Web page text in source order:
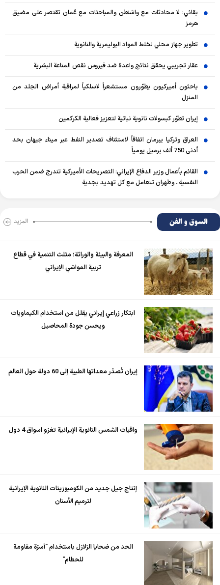
بقائي: لا محادثات مع واشنطن والمباحثات مع عُمان تقتصر على مضيق
هرمز
تطوير جهاز محلي لخلط المواد البوليمرية والنانوية
عقار تجريبي يحقق نتائج واعدة ضد فيروس نقص المناعة البشرية
باحثون أميركيون يطوّرون مستشعراً لاسلكياً لمراقبة أمراض الجلد من
المنزل
إيران تطوّر كبسولات نانوية نباتية لتعزيز فعالية الكركمين
العراق وتركيا يبرمان اتفاقاً لاستئناف تصدير النفط عبر ميناء جيهان بحد
أدنى 750 ألف برميل يومياً
القائم بأعمال وزير الدفاع الإيراني: التصريحات الأميركية تندرج ضمن الحرب
النفسية.. وطهران تتعامل مع كل تهديد بجدية
السوق و الفن المزید
المعرفة والبيئة والوراثة؛ مثلث التنمية في قطاع
تربية المواشي الإيراني
ابتكار زراعي إيراني يقلل من استخدام الكيماويات
ويحسن جودة المحاصيل
إيران تُصدّر معداتها الطبية إلى 60 دولة حول العالم
واقيات الشمس النانوية الإيرانية تغزو اسواق 4 دول
إنتاج جيل جديد من الكومبوزيتات النانوية الإيرانية
لترميم الأسنان
الحد من ضحايا الزلازل باستخدام "أسرّة مقاومة
للحطام"